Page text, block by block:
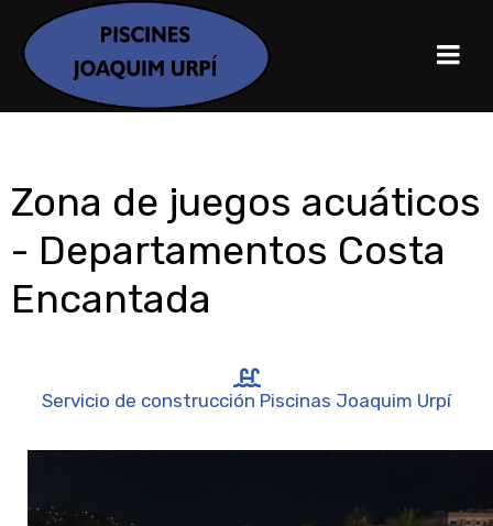
Zona de juegos acuáticos
- Departamentos Costa
Encantada
Servicio de construcción Piscinas Joaquim Urpí